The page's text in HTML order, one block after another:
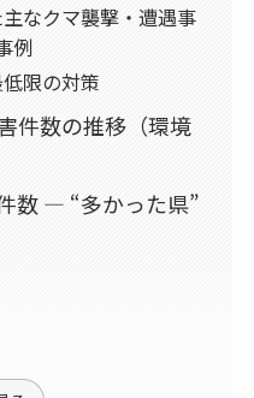
なクマ襲撃・遭遇事
例
限の対策
件数の推移（環境
数 ― “多かった県”